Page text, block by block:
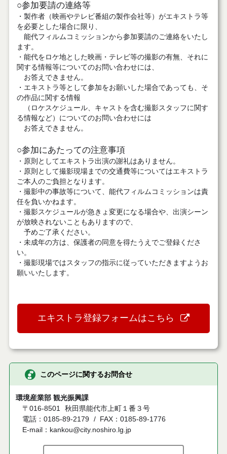
○参加要請の連絡等
・製作者（映画やテレビ番組の製作会社等）がエキストラ等
を必要とした場合に限り、
能代フィルムコミッションから参加要請のご連絡をいたし
ます。
・能代をロケ地とした映画・テレビ等の撮影の有無、それに
関する情報等についてのお問い合わせには、
お答えできません。
・エキストラ等として参加をお願いした場合であっても、そ
の作品に関する情報
（ロケスケジュール、キャストを含む撮影スタッフに関す
る情報など）についてのお問い合わせには
お答えできません。
○参加にあたっての注意事項
・原則としてエキストラ出演の謝礼はありません。
・原則として撮影現場までの交通費等についてはエキストラ
ご本人のご負担となります。
・撮影中の事故等について、能代フィルムコミッションは責
任を負いかねます。
・撮影スケジュールが急きょ変更になる場合や、出演シーン
が放映されないこともありますので、
予めご了承ください。
・未成年の方は、保護者の同意を得たうえでご登録くださ
い。
・撮影現場ではスタッフの指示に従っていただきますようお
願いいたします。
エキストラ登録フォームはこちら
このページに関するお問合せ
環境産業部 観光振興課
〒016-8501
秋田県能代市上町１番３号
電話：0185-89-2179
FAX：0185-89-1776
E-mail：kankou@city.noshiro.lg.jp